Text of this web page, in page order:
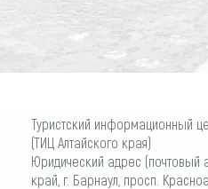
Туристский информационный
(ТИЦ Алтайского края)
Юридический адрес (почтовый
край, г. Барнаул, просп.